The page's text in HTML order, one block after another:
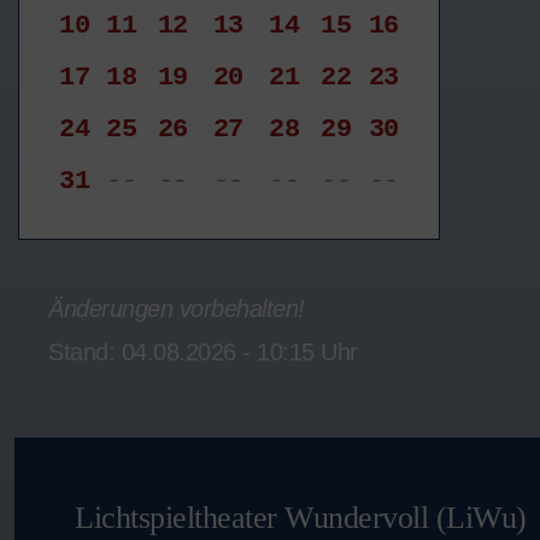
10 11 12 13 14 15
16
17 18 19 20 21 22
23
24 25 26 27 28 29
30
31
-- -- -- -- -- --
Änderungen vorbehalten!
Stand: 04.08.2026 - 10:15 Uhr
Lichtspieltheater Wundervoll (LiWu)